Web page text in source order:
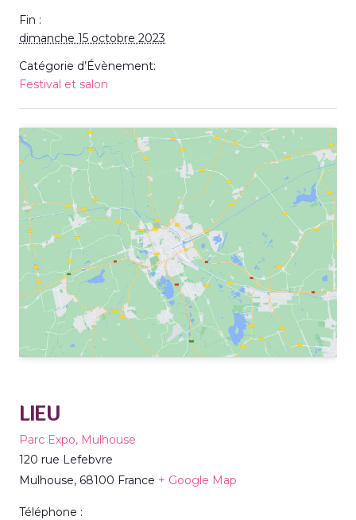
Fin :
dimanche 15 octobre 2023
Catégorie d’Évènement:
Festival et salon
LIEU
Parc Expo, Mulhouse
120 rue Lefebvre
Mulhouse, 68100 France + Google Map
Téléphone :